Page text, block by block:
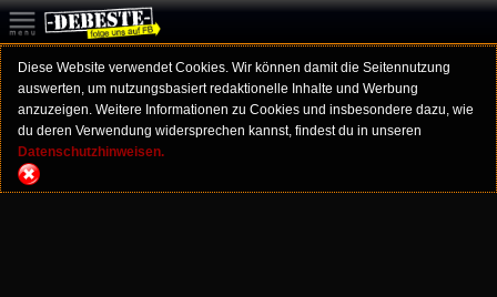
Diese Website verwendet Cookies. Wir können damit die Seitennutzung
auswerten, um nutzungsbasiert redaktionelle Inhalte und Werbung
anzuzeigen. Weitere Informationen zu Cookies und insbesondere dazu, wie
du deren Verwendung widersprechen kannst, findest du in unseren
Datenschutzhinweisen.